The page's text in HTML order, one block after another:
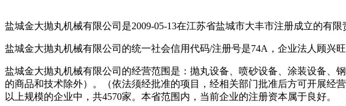
盐城金大抛丸机械有限公司是2009-05-13在江苏省盐城市大丰市注册成立的有限
盐城金大抛丸机械有限公司的统一社会信用代码/注册号是74A，企业法人顾兴
盐城金大抛丸机械有限公司的经营范围是：抛丸设备、喷砂设备、涂装设备、
的商品和技术除外）。（依法须经批准的项目，经相关部门批准后方可开展经
以上规模的企业中，共4570家。本省范围内，当前企业的注册资本属于良好。